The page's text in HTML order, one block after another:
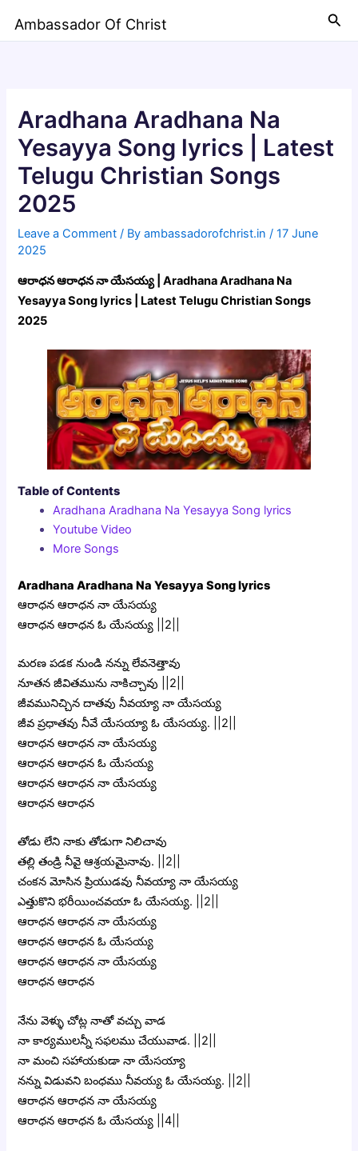
Ambassador Of Christ
Aradhana Aradhana Na
Yesayya Song lyrics | Latest
Telugu Christian Songs
2025
Leave a Comment / Byambassadorofchrist.in/17 June
2025
ఆరాధన ఆరాధన నా యేసయ్య | Aradhana Aradhana Na
Yesayya Song lyrics | Latest Telugu Christian Songs
2025
Table of Contents
Aradhana Aradhana Na Yesayya Song lyrics
Youtube Video
More Songs
Aradhana Aradhana Na Yesayya Song lyrics
ఆరాధన ఆరాధన నా యేసయ్య
ఆరాధన ఆరాధన ఓ యేసయ్య ||2||
మరణ పడక నుండి నన్ను లేవనెత్తావు
నూతన జీవితమును నాకిచ్చావు ||2||
జీవమునిచ్చిన దాతవు నీవయ్యా నా యేసయ్య
జీవ ప్రధాతవు నీవే యేసయ్యా ఓ యేసయ్య. ||2||
ఆరాధన ఆరాధన నా యేసయ్య
ఆరాధన ఆరాధన ఓ యేసయ్య
ఆరాధన ఆరాధన నా యేసయ్య
ఆరాధన ఆరాధన
తోడు లేని నాకు తోడుగా నిలిచావు
తల్లి తండ్రి నీవై ఆశ్రయమైనావు. ||2||
చంకన మోసిన ప్రియుడవు నీవయ్యా నా యేసయ్య
ఎత్తుకొని భరీయించవయా ఓ యేసయ్య. ||2||
ఆరాధన ఆరాధన నా యేసయ్య
ఆరాధన ఆరాధన ఓ యేసయ్య
ఆరాధన ఆరాధన నా యేసయ్య
ఆరాధన ఆరాధన
నేను వెళ్ళు చోట్ల నాతో వచ్చు వాడ
నా కార్యములన్నీ సఫలము చేయువాడ. ||2||
నా మంచి సహాయకుడా నా యేసయ్యా
నన్ను విడువని బంధము నీవయ్య ఓ యేసయ్య. ||2||
ఆరాధన ఆరాధన నా యేసయ్య
ఆరాధన ఆరాధన ఓ యేసయ్య ||4||